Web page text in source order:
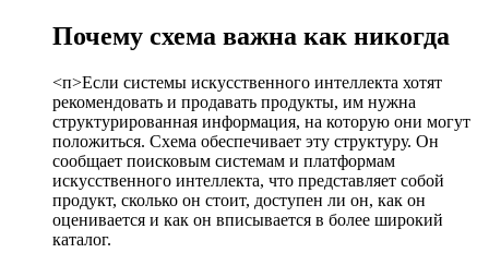
Почему схема важна как никогда
<п>Если системы искусственного интеллекта хотят
рекомендовать и продавать продукты, им нужна
структурированная информация, на которую они могут
положиться. Схема обеспечивает эту структуру. Он
сообщает поисковым системам и платформам
искусственного интеллекта, что представляет собой
продукт, сколько он стоит, доступен ли он, как он
оценивается и как он вписывается в более широкий
каталог.